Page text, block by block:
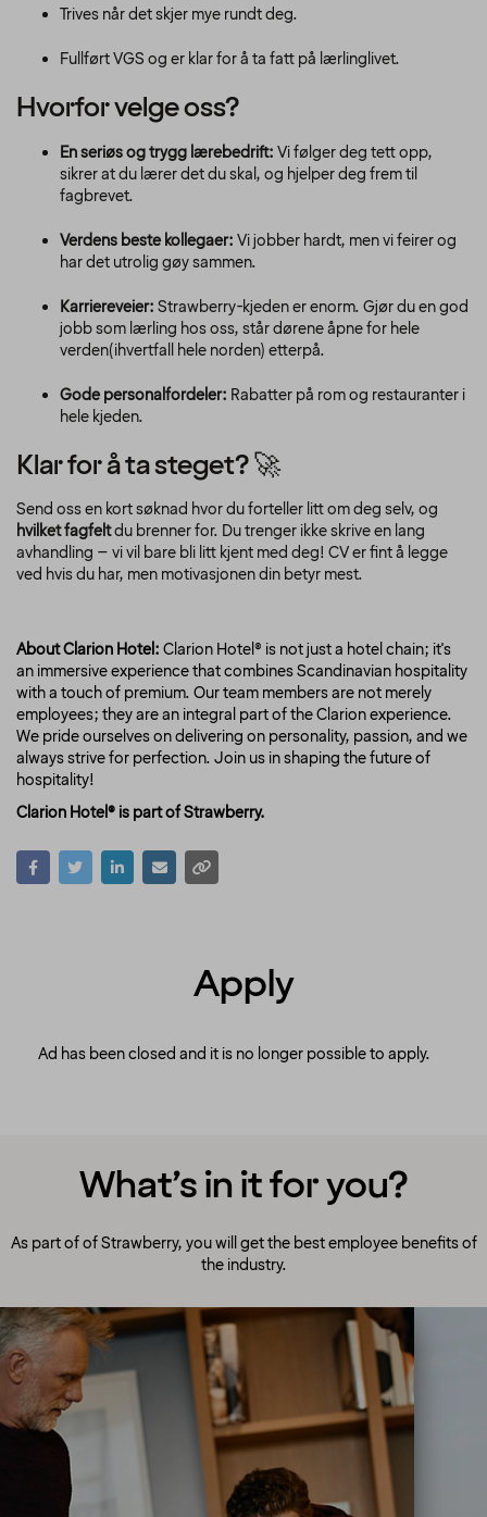
Trives når det skjer mye rundt deg.
Fullført VGS og er klar for å ta fatt på lærlinglivet.
Hvorfor velge oss?
En seriøs og trygg lærebedrift: Vi følger deg tett opp,
sikrer at du lærer det du skal, og hjelper deg frem til
fagbrevet.
Verdens beste kollegaer: Vi jobber hardt, men vi feirer og
har det utrolig gøy sammen.
Karriereveier: Strawberry-kjeden er enorm. Gjør du en god
jobb som lærling hos oss, står dørene åpne for hele
verden(ihvertfall hele norden) etterpå.
Gode personalfordeler: Rabatter på rom og restauranter i
hele kjeden.
Klar for å ta steget? 🚀
Send oss en kort søknad hvor du forteller litt om deg selv, og
hvilket fagfeltdu brenner for. Du trenger ikke skrive en lang
avhandling – vi vil bare bli litt kjent med deg! CV er fint å legge
ved hvis du har, men motivasjonen din betyr mest.
About Clarion Hotel: Clarion Hotel® is not just a hotel chain; it's
an immersive experience that combines Scandinavian hospitality
with a touch of premium. Our team members are not merely
employees; they are an integral part of the Clarion experience.
We pride ourselves on delivering on personality, passion, and we
always strive for perfection. Join us in shaping the future of
hospitality!
Clarion Hotel® is part of Strawberry.
Apply
Ad has been closed and it is no longer possible to apply.
What’s in it for you?
As part of of Strawberry, you will get the best employee benefits of
the industry.